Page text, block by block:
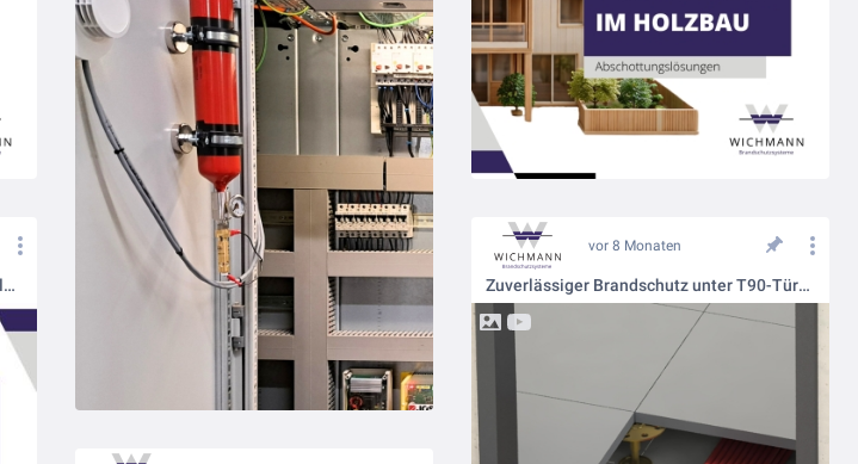
Kann man mal so machen: Eine Wanne als Brandschott-Sonderlösung
vor 8 Monaten
Zuverlässiger Brandschutz unter T90-Türen: So geht’s mit der UFK Kabelbox von Wichmann